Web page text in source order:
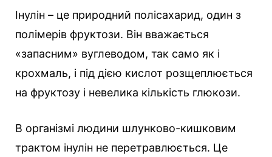
Інулін – це природний полісахарид, один з
полімерів фруктози. Він вважається
«запасним» вуглеводом, так само як і
крохмаль, і під дією кислот розщеплюється
на фруктозу і невелика кількість глюкози.
В організмі людини шлунково-кишковим
трактом інулін не перетравлюється. Це